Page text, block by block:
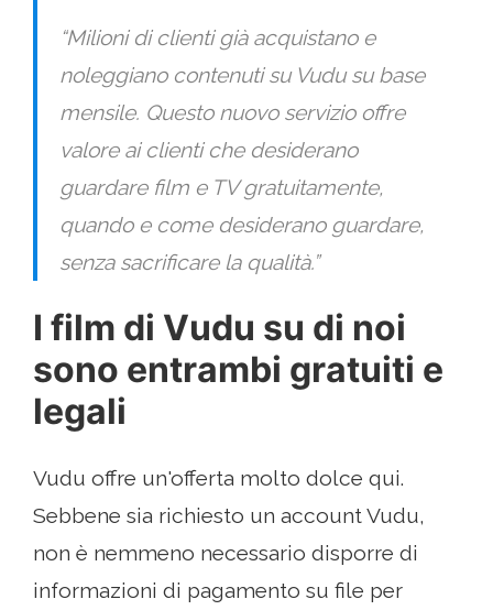
“Milioni di clienti già acquistano e
noleggiano contenuti su Vudu su base
mensile. Questo nuovo servizio offre
valore ai clienti che desiderano
guardare film e TV gratuitamente,
quando e come desiderano guardare,
senza sacrificare la qualità.”
I film di Vudu su di noi
sono entrambi gratuiti e
legali
Vudu offre un'offerta molto dolce qui.
Sebbene sia richiesto un account Vudu,
non è nemmeno necessario disporre di
informazioni di pagamento su file per